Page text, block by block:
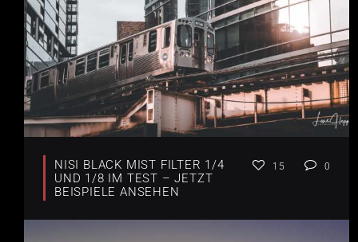
NISI BLACK MIST FILTER 1/4
UND 1/8 IM TEST – JETZT
BEISPIELE ANSEHEN
15 0